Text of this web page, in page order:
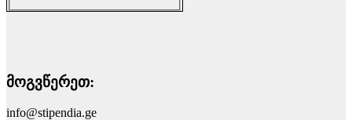
მოგვწერეთ:
info@stipendia.ge